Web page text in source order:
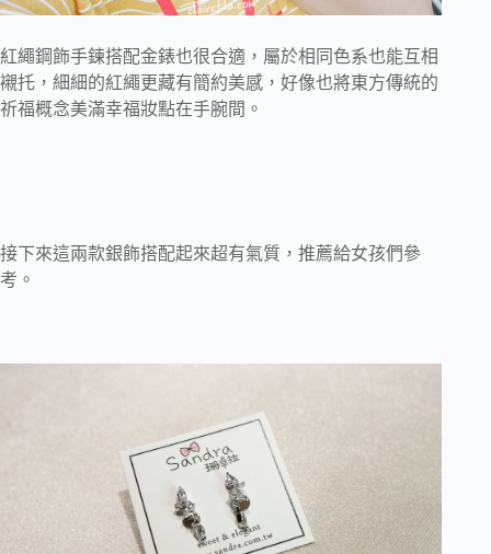
紅繩鋼飾手鍊搭配金錶也很合適，屬於相同色系也能互相
襯托，細細的紅繩更藏有簡約美感，好像也將東方傳統的
祈福概念美滿幸福妝點在手腕間。
接下來這兩款銀飾搭配起來超有氣質，推薦給女孩們參
考。